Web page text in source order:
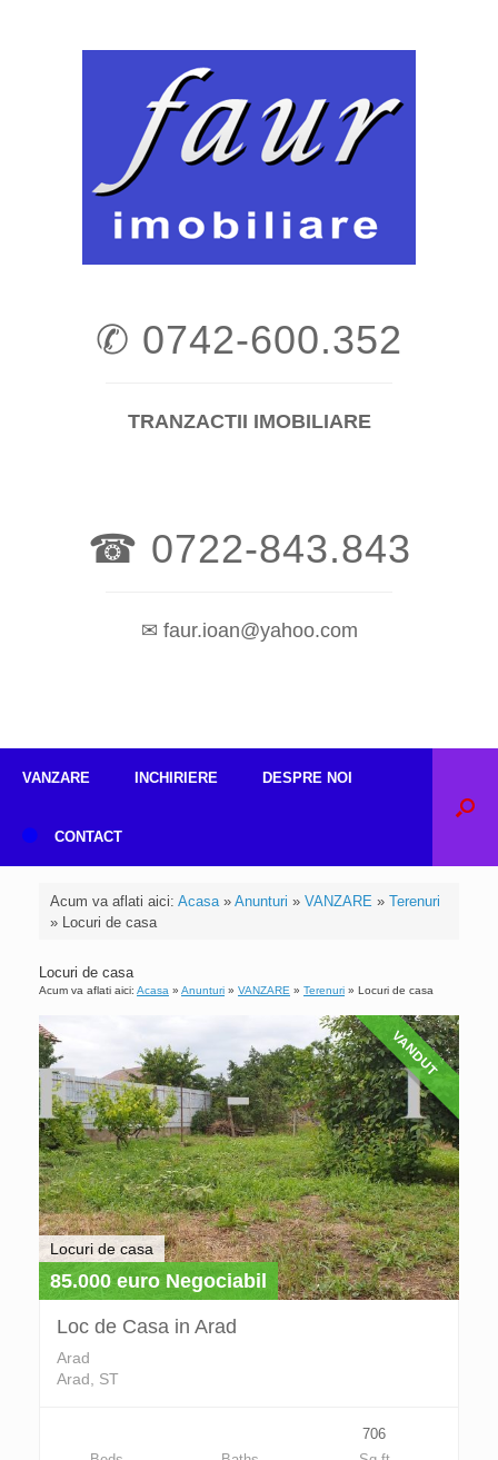
✆ 0742-600.352
TRANZACTII IMOBILIARE
☎ 0722-843.843
✉ faur.ioan@yahoo.com
VANZARE INCHIRIERE DESPRE NOI
CONTACT
Acum va aflati aici: Acasa» Anunturi » VANZARE » Terenuri
»
Locuri de casa
Locuri de casa
Acum va aflati aici: Acasa » Anunturi » VANZARE » Terenuri » Locuri de casa
VANDUT
Locuri de casa
85.000 euro Negociabil
Loc de Casa in Arad
Arad
Arad, ST
706